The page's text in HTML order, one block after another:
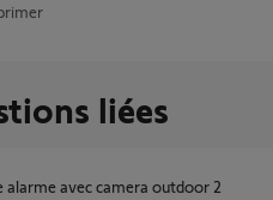
liées
alarme avec camera outdoor 2